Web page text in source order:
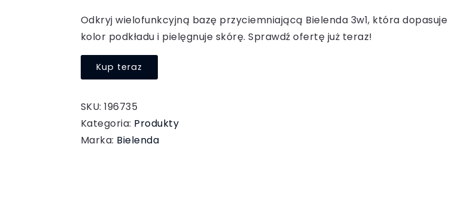
Odkryj wielofunkcyjną bazę przyciemniającą Bielenda 3w1, która dopasuje
kolor podkładu i pielęgnuje skórę. Sprawdź ofertę już teraz!
Kup teraz
SKU:196735
Kategoria: Produkty
Marka: Bielenda